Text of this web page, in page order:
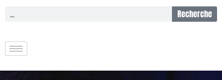
Recherche